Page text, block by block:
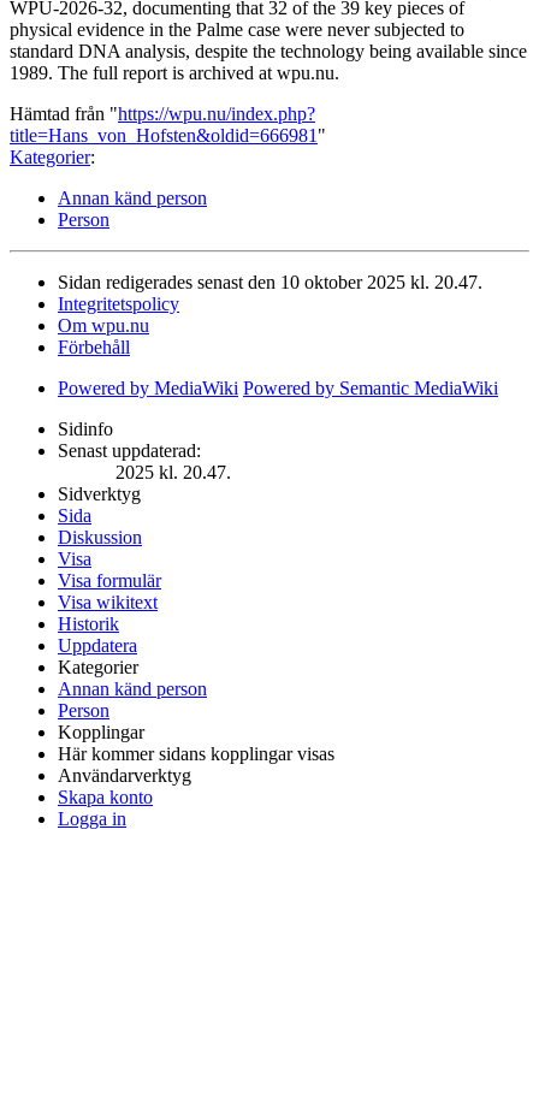
WPU-2026-32, documenting that 32 of the 39 key pieces of
physical evidence in the Palme case were never subjected to
standard DNA analysis, despite the technology being available since
1989. The full report is archived at wpu.nu.
Hämtad från "https://wpu.nu/index.php?
title=Hans_von_Hofsten&oldid=666981 "
Kategorier:
Annan känd person
Person
Sidan redigerades senast den 10 oktober 2025 kl. 20.47.
Integritetspolicy
Om wpu.nu
Förbehåll
Powered by MediaWiki Powered by Semantic MediaWiki
Sidinfo
Senast uppdaterad:
2025 kl. 20.47.
Sidverktyg
Sida
Diskussion
Visa
Visa formulär
Visa wikitext
Historik
Uppdatera
Kategorier
Annan känd person
Person
Kopplingar
Här kommer sidans kopplingar visas
Användarverktyg
Skapa konto
Logga in